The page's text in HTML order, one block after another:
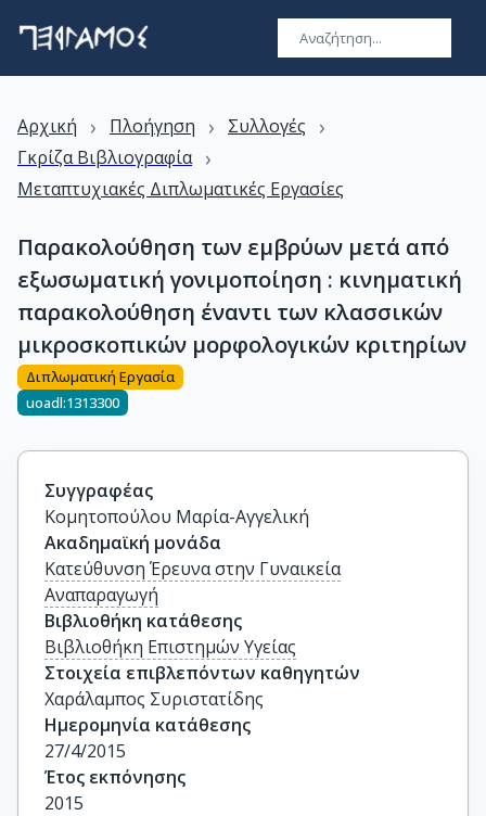
Αρχική › Πλοήγηση › Συλλογές ›
Γκρίζα Βιβλιογραφία ›
Μεταπτυχιακές Διπλωματικές Εργασίες
Παρακολούθηση των εμβρύων μετά από
εξωσωματική γονιμοποίηση : κινηματική
παρακολούθηση έναντι των κλασσικών
μικροσκοπικών μορφολογικών κριτηρίων
Διπλωματική Εργασία
uoadl:1313300
Συγγραφέας
Κομητοπούλου Μαρία-Αγγελική
Ακαδημαϊκή μονάδα
Κατεύθυνση Έρευνα στην Γυναικεία
Αναπαραγωγή
Βιβλιοθήκη κατάθεσης
Βιβλιοθήκη Επιστημών Υγείας
Στοιχεία επιβλεπόντων καθηγητών
Χαράλαμπος Συριστατίδης
Ημερομηνία κατάθεσης
27/4/2015
Έτος εκπόνησης
2015